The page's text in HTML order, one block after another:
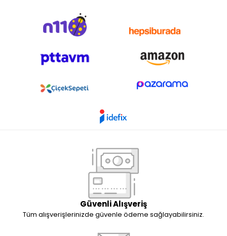
Güvenli Alışveriş
Tüm alışverişlerinizde güvenle ödeme sağlayabilirsiniz.